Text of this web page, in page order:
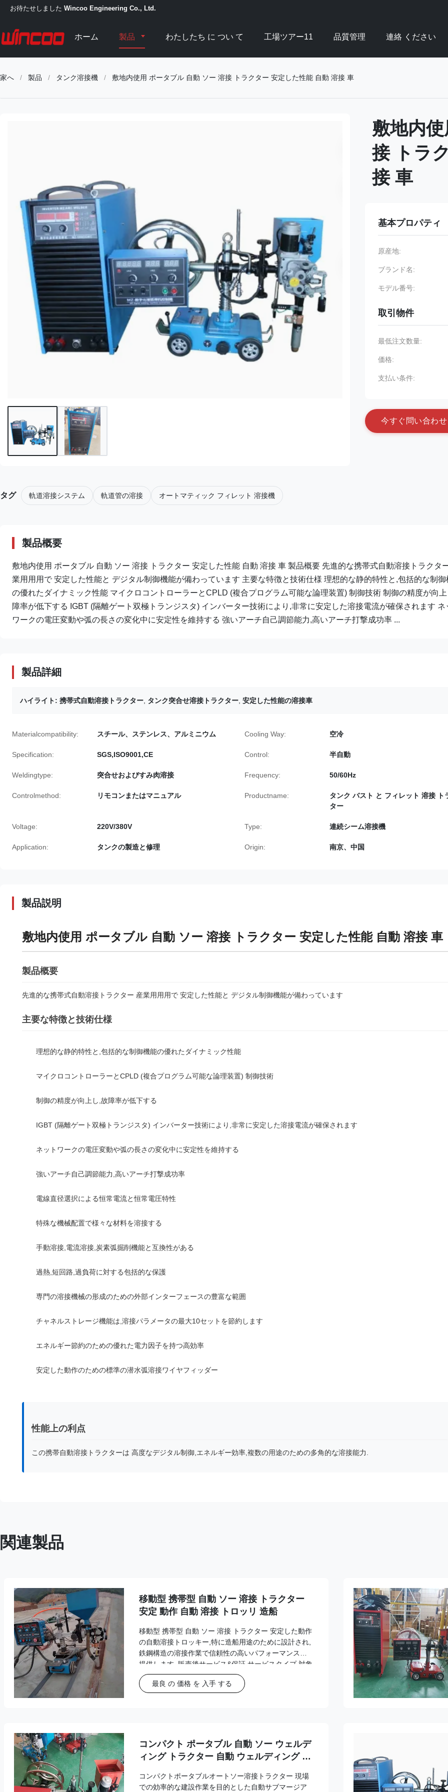
お待たせしました Wincoo Engineering Co., Ltd.
ホーム 製品 わたしたち に つい て 工場ツアー11 品質管理 連絡 ください
家へ / 製品 / タンク溶接機 / 敷地内使用 ポータブル 自動 ソー 溶接 トラクター 安定した性能 自動 溶接 車
敷地内
接 トラ
接 車
基本プロパティ
原産地:
ブランド名:
モデル番号:
取引物件
最低注文数量:
価格:
支払い条件:
今す ぐ 問い合わせ
タグ 軌道溶接システム 軌道管の溶接 オートマティック フィレット 溶接機
製品概要
敷地内使用 ポータブル 自動 ソー 溶接 トラクター 安定した性能 自動 溶接 車 製品概要 先進的な携帯式自動溶接トラクタ
業用用用で 安定した性能と デジタル制御機能が備わっています 主要な特徴と技術仕様 理想的な静的特性と,包括的な制御
の優れたダイナミック性能 マイクロコントローラーとCPLD (複合プログラム可能な論理装置) 制御技術 制御の精度が向
障率が低下する IGBT (隔離ゲート双極トランジスタ) インバーター技術により,非常に安定した溶接電流が確保されます ネ
ワークの電圧変動や弧の長さの変化中に安定性を維持する 強いアーチ自己調節能力,高いアーチ打撃成功率 ...
製品詳細
ハイライト: 携帯式自動溶接トラクター, タンク突合せ溶接トラクター, 安定した性能の溶接車
Materialcompatibility: スチール、ステンレス、アルミニウム Cooling Way: 空冷
Specification: SGS,ISO9001,CE Control: 半自動
Weldingtype: 突合せおよびすみ肉溶接 Frequency: 50/60Hz
Controlmethod: リモコンまたはマニュアル Productname:
タンク バスト と フィレット 溶接 ト
ター
Voltage: 220V/380V Type: 連続シーム溶接機
Application: タンクの製造と修理 Origin: 南京、中国
製品説明
敷地内使用 ポータブル 自動 ソー 溶接 トラクター 安定した性能 自動 溶接 車
製品概要
先進的な携帯式自動溶接トラクター 産業用用用で 安定した性能と デジタル制御機能が備わっています
主要な特徴と技術仕様
理想的な静的特性と,包括的な制御機能の優れたダイナミック性能
マイクロコントローラーとCPLD (複合プログラム可能な論理装置) 制御技術
制御の精度が向上し,故障率が低下する
IGBT (隔離ゲート双極トランジスタ) インバーター技術により,非常に安定した溶接電流が確保されます
ネットワークの電圧変動や弧の長さの変化中に安定性を維持する
強いアーチ自己調節能力,高いアーチ打撃成功率
電線直径選択による恒常電流と恒常電圧特性
特殊な機械配置で様々な材料を溶接する
手動溶接,電流溶接,炭素弧掘削機能と互換性がある
過熱,短回路,過負荷に対する包括的な保護
専門の溶接機械の形成のための外部インターフェースの豊富な範囲
チャネルストレージ機能は,溶接パラメータの最大10セットを節約します
エネルギー節約のための優れた電力因子を持つ高効率
安定した動作のための標準の潜水弧溶接ワイヤフィッダー
性能上の利点
この携帯自動溶接トラクターは 高度なデジタル制御,エネルギー効率,複数の用途のための多角的な溶接能力.
関連製品
移動型 携帯型 自動 ソー 溶接 トラクター
安定 動作 自動 溶接 トロッリ 造船
移動型 携帯型 自動 ソー 溶接 トラクター 安定した動作
の自動溶接トロッキー,特に造船用途のために設計され,
鉄鋼構造の溶接作業で信頼性の高いパフォーマンスを
提供します. 販売後サービス&保証 サービスタイプ 対象
の詳細 標準保証 12ヶ月または2,000時間の運用時間 (ど
ちらが先行するか) 延長保証 36ヶ月までのオプション
す鋼鉄構造の製造における一貫した品質と効率の確
保....
最良 の 価格 を 入手 する
コンパクト ポータブル 自動 ソー ウェルデ
ィング トラクター 自動 ウェルディング 車
コンパクトポータブルオートソー溶接トラクター 現場
での効率的な建設作業を目的とした自動サブマージア